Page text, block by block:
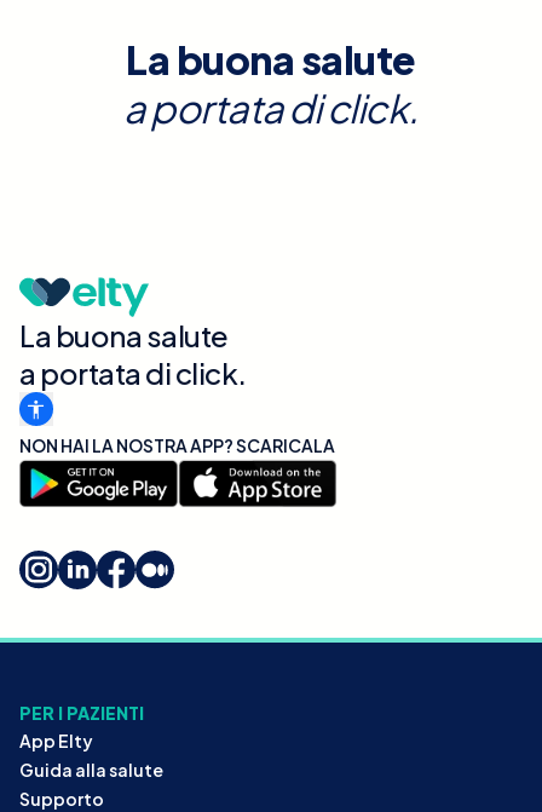
La buona salute
a portata di click.
La buona salute
a portata di click.
NON HAI LA NOSTRA APP? SCARICALA
PER I PAZIENTI
App Elty
Guida alla salute
Supporto